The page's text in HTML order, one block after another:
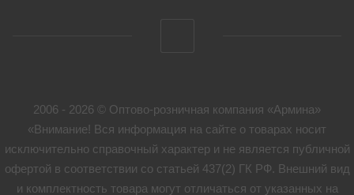
2006 - 2026 © Оптово-розничная компания «Армина»
«Внимание! Вся информация на сайте о товарах носит
исключительно справочный характер и не является публичной
офертой в соответствии со статьей 437(2) ГК РФ. Внешний вид
и комплектность товара могут отличаться от указанных на